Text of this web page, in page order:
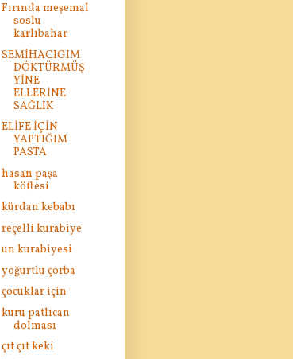
Fırında meşemal
soslu
karlıbahar
SEMİHACIGIM
DÖKTÜRMÜŞ
YİNE
ELLERİNE
SAĞLIK
ELİFE İÇİN
YAPTIĞIM
PASTA
hasan paşa
köftesi
kürdan kebabı
reçelli kurabiye
un kurabiyesi
yoğurtlu çorba
çocuklar için
kuru patlıcan
dolması
çıt çıt keki